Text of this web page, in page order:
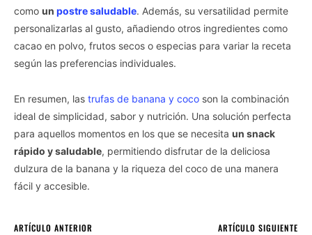
como un postre saludable. Además, su versatilidad permite
personalizarlas al gusto, añadiendo otros ingredientes como
cacao en polvo, frutos secos o especias para variar la receta
según las preferencias individuales.
En resumen, las trufas de banana y coco son la combinación
ideal de simplicidad, sabor y nutrición. Una solución perfecta
para aquellos momentos en los que se necesita un snack
rápido y saludable, permitiendo disfrutar de la deliciosa
dulzura de la banana y la riqueza del coco de una manera
fácil y accesible.
ARTÍCULO ANTERIOR ARTÍCULO SIGUIENTE